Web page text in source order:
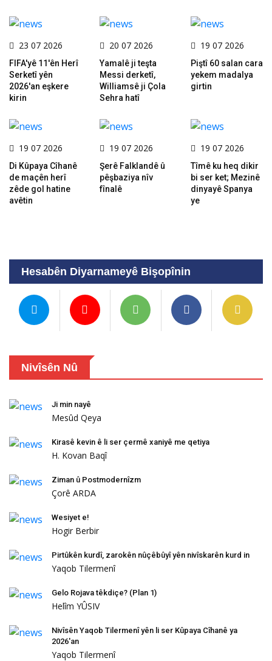
23 07 2026
FIFA'yê 11'ên Herî
Serketî yên
2026'an eşkere
kirin
20 07 2026
Yamalê ji teşta
Messi derketî,
Williamsê ji Çola
Sehra hatî
19 07 2026
Piştî 60 salan cara
yekem madalya
girtin
19 07 2026
Di Kûpaya Cîhanê
de maçên herî
zêde gol hatine
avêtin
19 07 2026
Şerê Falklandê û
pêşbaziya nîv
fînalê
19 07 2026
Tîmê ku heq dikir
bi ser ket; Mezinê
dinyayê Spanya
ye
Hesabên Diyarnameyê Bişopînin
Nivîsên Nû
Ji min nayê
Mesûd Qeya
Kirasê kevin ê li ser çermê xaniyê me qetiya
H. Kovan Baqî
Ziman û Postmodernîzm
Çorê ARDA
Wesiyet e!
Hogir Berbir
Pirtûkên kurdî, zarokên nûçêbûyî yên nivîskarên kurd in
Yaqob Tilermenî
Gelo Rojava têkdiçe? (Plan 1)
Helîm YÛSIV
Nivîsên Yaqob Tilermenî yên li ser Kûpaya Cîhanê ya
2026'an
Yaqob Tilermenî